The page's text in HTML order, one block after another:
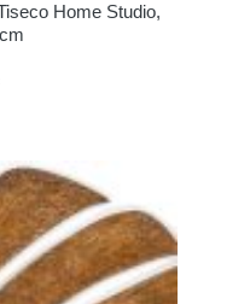
Home Studio,